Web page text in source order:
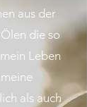
aus der
die so
Leben
als auch